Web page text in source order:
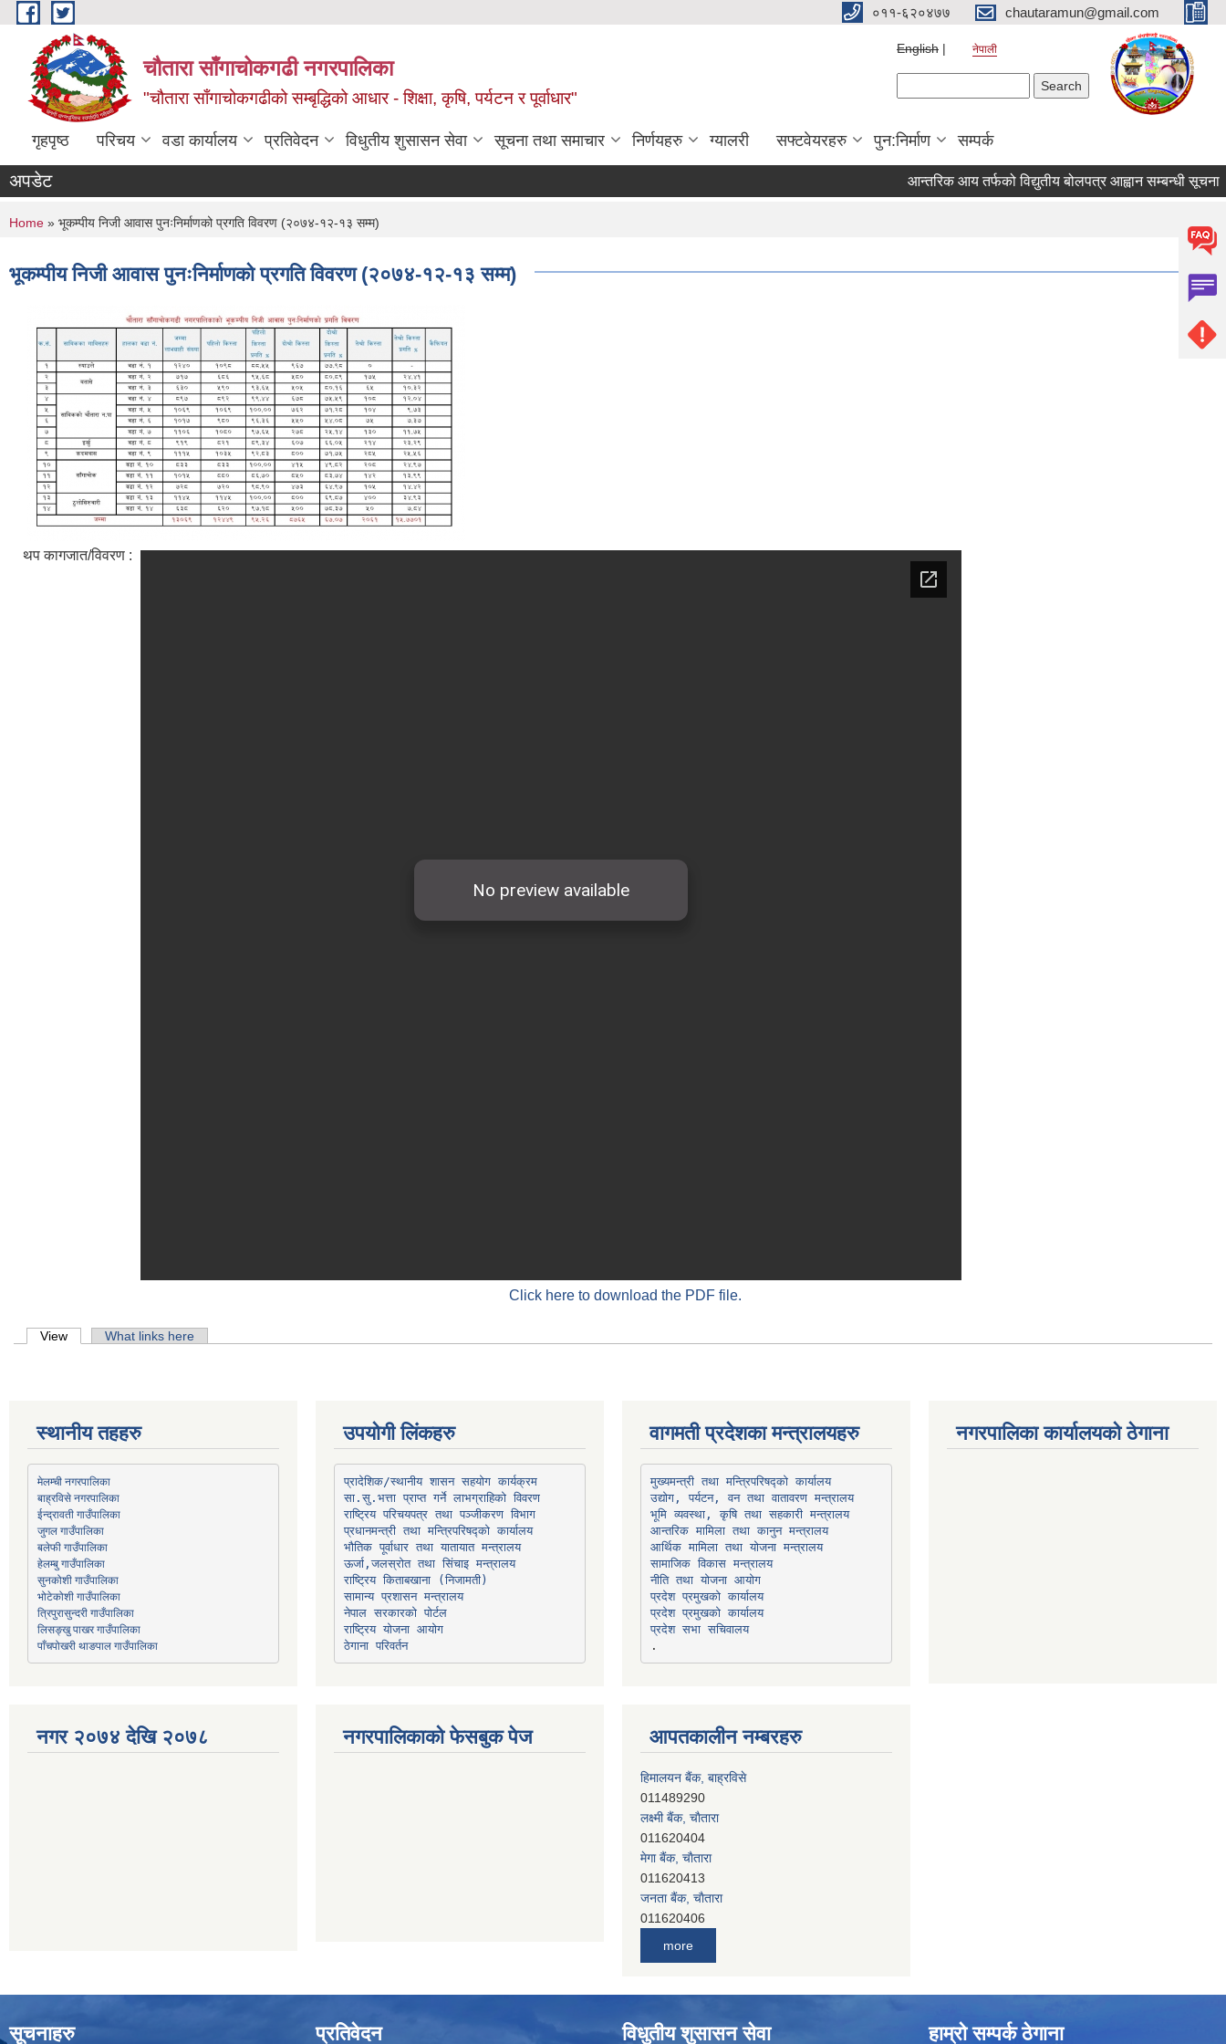
Skip to main content ०११-६२०४७७ chautaramun@gmail.com
चौतारा साँगाचोकगढी नगरपालिका
"चौतारा साँगाचोकगढीको सम्बृद्धिको आधार - शिक्षा, कृषि, पर्यटन र पूर्वाधार"
English नेपाली
गृहपृष्ठ परिचय वडा कार्यालय प्रतिवेदन विधुतीय शुसासन सेवा सूचना तथा समाचार निर्णयहरु ग्यालरी सफ्टवेयरहरु पुन:निर्माण सम्पर्क
अपडेट आन्तरिक आय तर्फको विद्युतीय बोलपत्र आह्वान सम्बन्धी सूचना ।
You are here
Home » भूकम्पीय निजी आवास पुनःनिर्माणको प्रगति विवरण (२०७४-१२-१३ सम्म)
भूकम्पीय निजी आवास पुनःनिर्माणको प्रगति विवरण (२०७४-१२-१३ सम्म)
थप कागजात/विवरण :
Click here to download the PDF file.
Primary tabs
View (active tab)What links here
स्थानीय तहहरु
मेलम्ची नगरपालिका
बाह्रविसे नगरपालिका
ईन्द्रावती गाउँपालिका
जुगल गाउँपालिका
बलेफी गाउँपालिका
हेलम्बु गाउँपालिका
सुनकोशी गाउँपालिका
भोटेकोशी गाउँपालिका
त्रिपुरासुन्दरी गाउँपालिका
लिसङ्खु पाखर गाउँपालिका
पाँचपोखरी थाङपाल गाउँपालिका
नगर २०७४ देखि २०७८
उपयोगी लिंकहरु
प्रादेशिक/स्थानीय शासन सहयोग कार्यक्रम
सा.सु.भत्ता प्राप्त गर्ने लाभग्राहिको विवरण
राष्ट्रिय परिचयपत्र तथा पञ्‍जीकरण विभाग
प्रधानमन्त्री तथा मन्त्रिपरिषद्को कार्यालय
भौतिक पूर्वाधार तथा यातायात मन्त्रालय
ऊर्जा,जलस्रोत तथा सिंचाइ मन्त्रालय
सामान्य प्रशासन मन्त्रालय
नेपाल सरकारको पोर्टल
राष्ट्रिय योजना आयोग
ठेगाना परिवर्तन
नगरपालिकाको फेसबुक पेज
वागमती प्रदेशका मन्त्रालयहरु
मुख्यमन्त्री तथा मन्त्रिपरिषद्को कार्यालय
उद्योग, पर्यटन, वन तथा वातावरण मन्त्रालय
भूमि व्यवस्था, कृषि तथा सहकारी मन्त्रालय
आन्तरिक मामिला तथा कानुन मन्त्रालय
आर्थिक मामिला तथा योजना मन्त्रालय
सामाजिक विकास मन्त्रालय
नीति तथा योजना आयोग
प्रदेश प्रमुखको कार्यालय
प्रदेश प्रमुखको कार्यालय
प्रदेश सभा सचिवालय
आपतकालीन नम्बरहरु
हिमालयन बैंक, बाह्रविसे
011489290
लक्ष्मी बैंक, चाैतारा
011620404
मेगा बैंक, चाैतारा
011620413
जनता बैंक, चाैतारा
011620406
011403051
011401055
more
नगरपालिका कार्यालयको ठेगाना
सूचनाहरु प्रतिवेदन विधुतीय शुसासन सेवा हाम्रो सम्पर्क ठेगाना